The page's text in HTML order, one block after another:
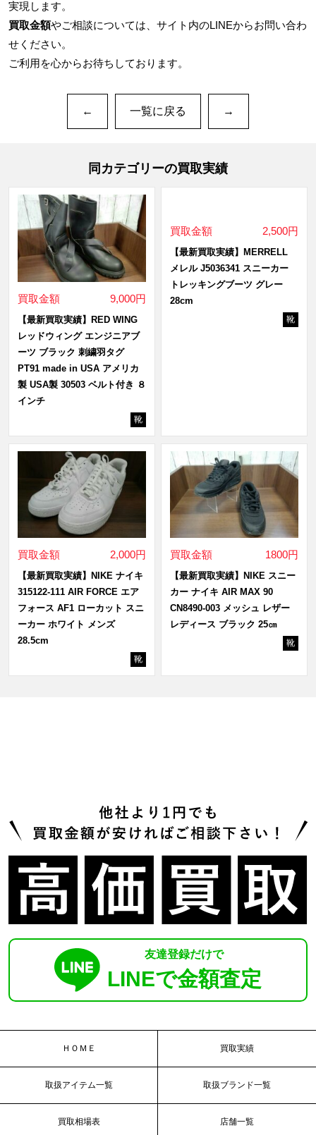
実現します。
買取金額やご相談については、サイト内のLINEからお問い合わ
せください。
ご利用を心からお待ちしております。
← 一覧に戻る →
同カテゴリーの買取実績
買取金額 9,000円
【最新買取実績】RED WING
レッドウィング エンジニアブ
ーツ ブラック 刺繍羽タグ
PT91 made in USA アメリカ
製 USA製 30503 ベルト付き ８
インチ
靴
買取金額 2,500円
【最新買取実績】MERRELL
メレル J5036341 スニーカー
トレッキングブーツ グレー
28cm
靴
買取金額 2,000円
【最新買取実績】NIKE ナイキ
315122-111 AIR FORCE エア
フォース AF1 ローカット スニ
ーカー ホワイト メンズ
28.5cm
靴
買取金額 1800円
【最新買取実績】NIKE スニー
カー ナイキ AIR MAX 90
CN8490-003 メッシュ レザー
レディース ブラック 25㎝
靴
友達登録だけで
LINEで金額査定
ＨＯＭＥ 買取実績
取扱アイテム一覧 取扱ブランド一覧
買取相場表 店舗一覧